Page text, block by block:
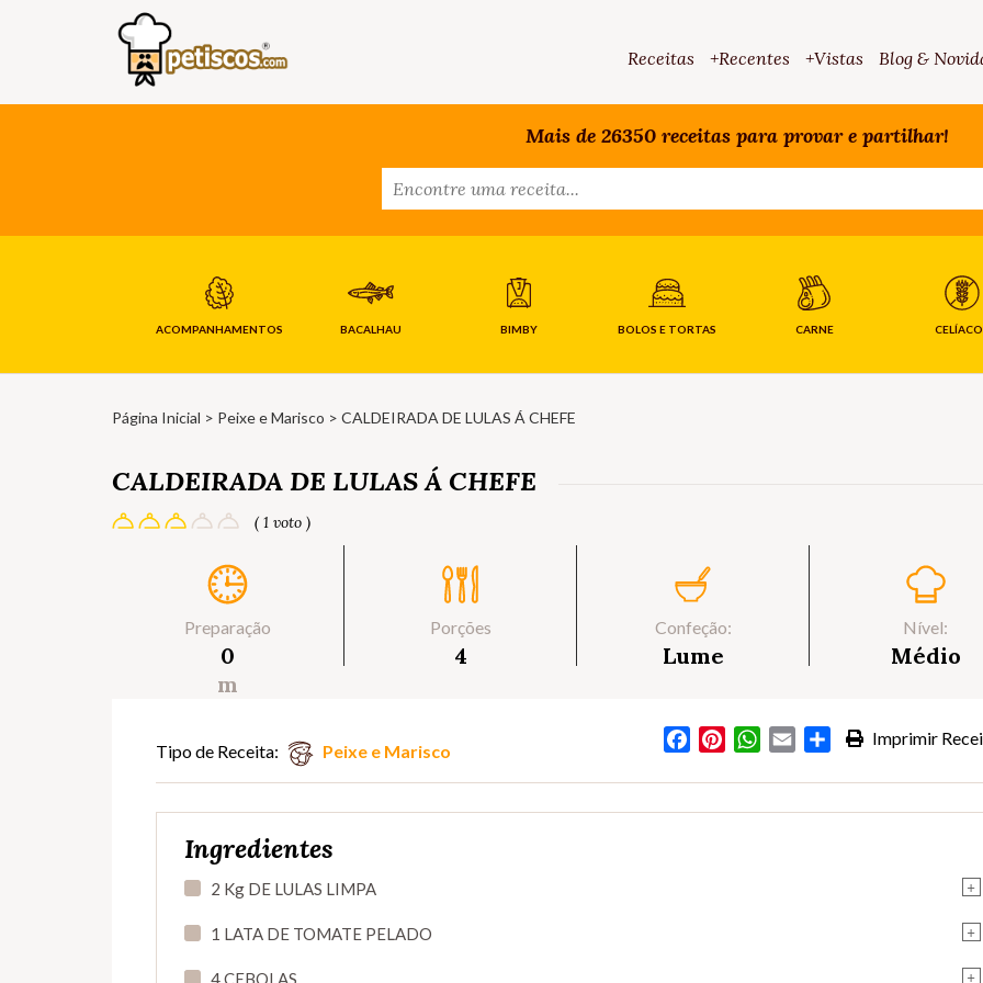
Receitas +Recentes +Vistas Blog &
Mais de 26350 receitas para provar e partilhar!
ACOMPANHAMENTOS BACALHAU BIMBY BOLOS E TORTAS CARNE
Página Inicial > Peixe e Marisco > CALDEIRADA DE LULAS Á CHEFE
CALDEIRADA DE LULAS Á CHEFE
( 1 voto )
Preparação
0
m
Porções
4
Confeção:
Lume
Nível:
Médio
Imprimir
FacebookPinterestWhatsApp
Email Partilhar
Tipo de Receita: Peixe e Marisco
Ingredientes
+
2 Kg DE LULAS LIMPA
+
1 LATA DE TOMATE PELADO
+
4 CEBOLAS